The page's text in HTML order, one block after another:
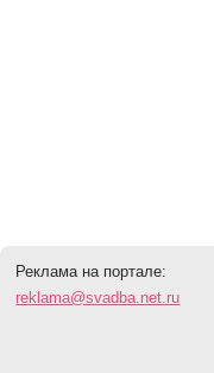
Реклама на портале:
reklama@svadba.net.ru